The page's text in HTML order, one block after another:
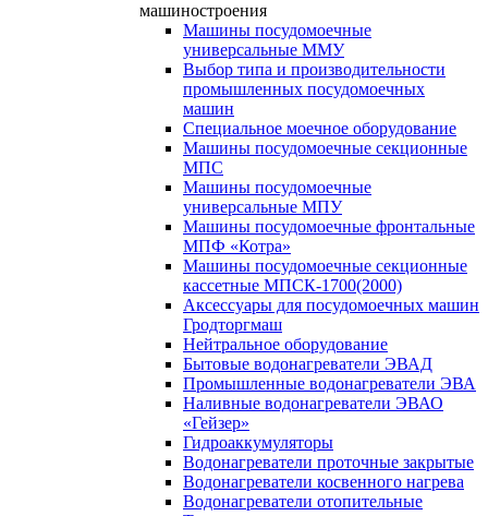
машиностроения
Машины посудомоечные
универсальные ММУ
Выбор типа и производительности
промышленных посудомоечных
машин
Специальное моечное оборудование
Машины посудомоечные секционные
МПС
Машины посудомоечные
универсальные МПУ
Машины посудомоечные фронтальные
МПФ «Котра»
Машины посудомоечные секционные
кассетные МПСК-1700(2000)
Аксессуары для посудомоечных машин
Гродторгмаш
Нейтральное оборудование
Бытовые водонагреватели ЭВАД
Промышленные водонагреватели ЭВА
Наливные водонагреватели ЭВАО
«Гейзер»
Гидроаккумуляторы
Водонагреватели проточные закрытые
Водонагреватели косвенного нагрева
Водонагреватели отопительные